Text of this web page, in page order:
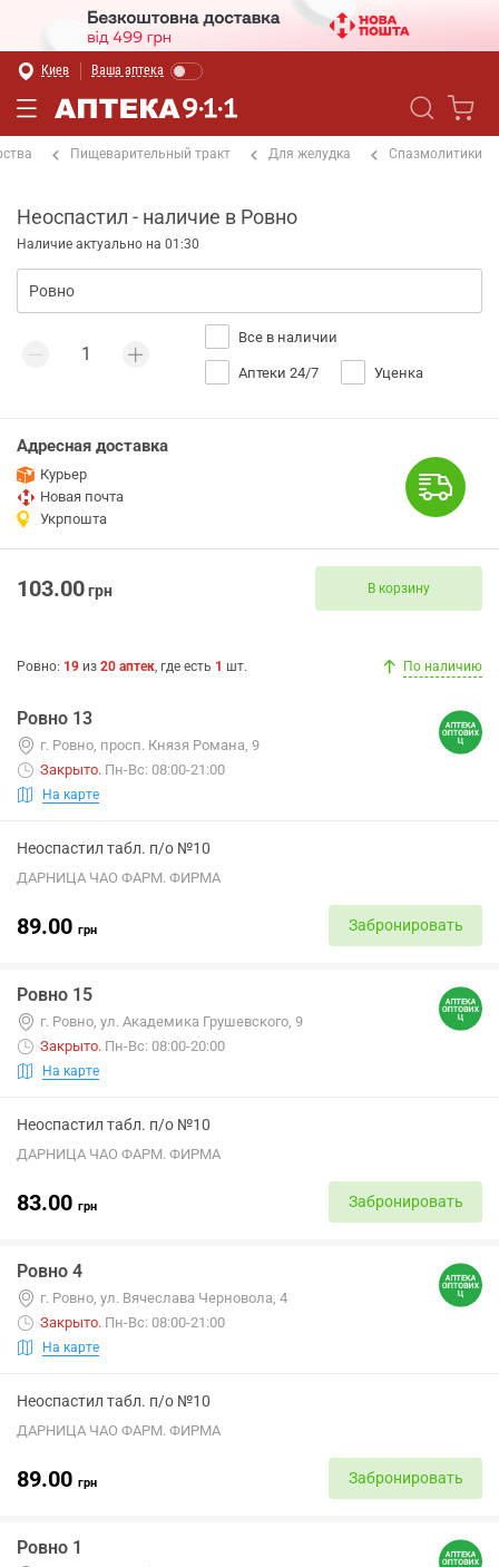
Киев Ваша аптека
Пищеварительный тракт Для желудка Спазмолитики
Неоспастил - наличие в Ровно
Наличие актуально на 01:30
Все в наличии
Аптеки 24/7 Уценка
Адресная доставка
Курьер
Новая почта
Укрпошта
103.00грн В корзину
Ровно: 19 из 20 аптек, где есть 1 шт. По наличию
Ровно 13
г. Ровно, просп. Князя Романа, 9
Закрыто. Пн-Вс: 08:00-21:00
На карте
Неоспастил табл. п/о №10
ДАРНИЦА ЧАО ФАРМ. ФИРМА
89.00 грн Забронировать
Ровно 15
г. Ровно, ул. Академика Грушевского, 9
Закрыто. Пн-Вс: 08:00-20:00
На карте
Неоспастил табл. п/о №10
ДАРНИЦА ЧАО ФАРМ. ФИРМА
83.00 грн Забронировать
Ровно 4
г. Ровно, ул. Вячеслава Черновола, 4
Закрыто. Пн-Вс: 08:00-21:00
На карте
Неоспастил табл. п/о №10
ДАРНИЦА ЧАО ФАРМ. ФИРМА
89.00 грн Забронировать
Ровно 1